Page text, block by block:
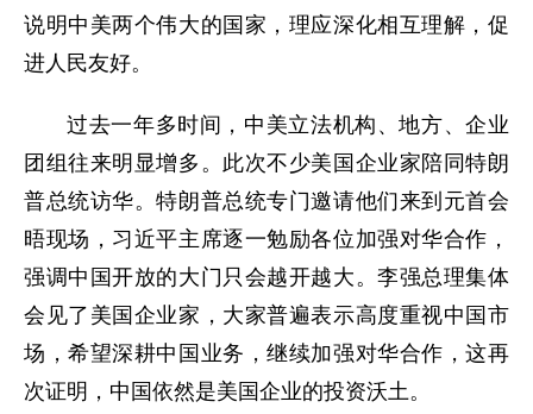
说明中美两个伟大的国家，理应深化相互理解，促
进人民友好。
过去一年多时间，中美立法机构、地方、企业
团组往来明显增多。此次不少美国企业家陪同特朗
普总统访华。特朗普总统专门邀请他们来到元首会
晤现场，习近平主席逐一勉励各位加强对华合作，
强调中国开放的大门只会越开越大。李强总理集体
会见了美国企业家，大家普遍表示高度重视中国市
场，希望深耕中国业务，继续加强对华合作，这再
次证明，中国依然是美国企业的投资沃土。